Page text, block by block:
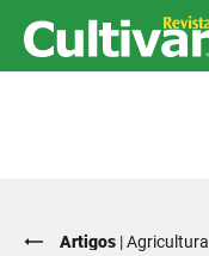
Artigos |Agricultura